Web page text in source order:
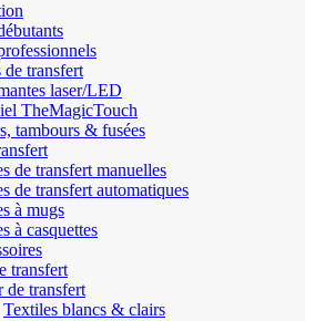
transfert
laser/LED
TheMagicTouch
tambours & fusées
de transfert manuelles
de transfert automatiques
à mugs
à casquettes
transfert
de transfert
Textiles blancs & clairs